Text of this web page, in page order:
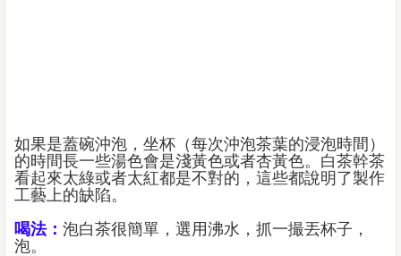
如果是蓋碗沖泡，坐杯（每次沖泡茶葉的浸泡時間）
的時間長一些湯色會是淺黃色或者杏黃色。白茶幹茶
看起來太綠或者太紅都是不對的，這些都說明了製作
工藝上的缺陷。
喝法： 泡白茶很簡單，選用沸水，抓一撮丟杯子，
泡。